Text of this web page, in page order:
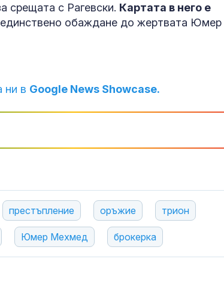
срещата с Рагевски. Картата в него е
обаждане до жертвата Юмер
ни в Google News Showcase.
престъпление оръжие трион
Юмер Мехмед брокерка